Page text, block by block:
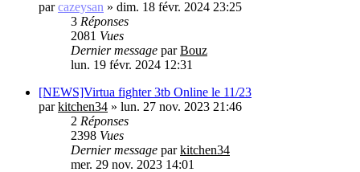
parcazeysan » dim. 18 févr. 2024 23:25
3 Réponses
2081 Vues
Dernier message parBouz
lun. 19 févr. 2024 12:31
[NEWS]Virtua fighter 3tb Online le 11/23
parkitchen34 » lun. 27 nov. 2023 21:46
2 Réponses
2398 Vues
Dernier message parkitchen34
mer. 29 nov. 2023 14:01